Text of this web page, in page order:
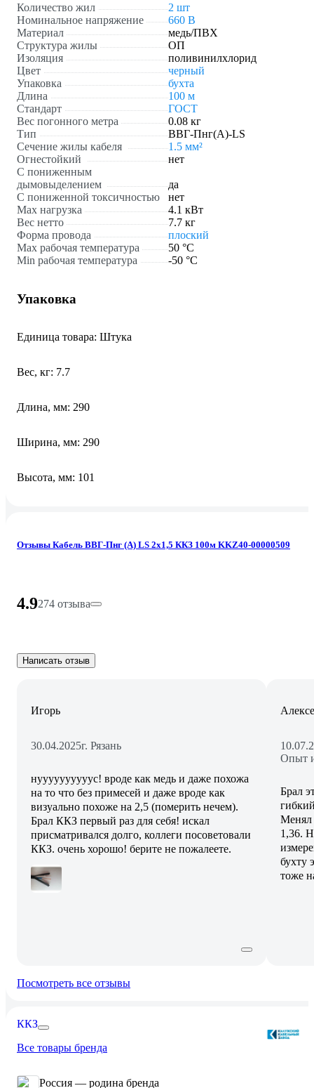
Количество жил
2 шт
Номинальное напряжение
660 В
Материал
медь/ПВХ
Структура жилы
ОП
Изоляция
поливинилхлорид
Цвет
черный
Упаковка
бухта
Длина
100 м
Стандарт
ГОСТ
Вес погонного метра
0.08 кг
Тип
ВВГ-Пнг(A)-LS
Сечение жилы кабеля
1.5 мм²
Огнестойкий
нет
С пониженным
дымовыделением
да
С пониженной токсичностью
нет
Max нагрузка
4.1 кВт
Вес нетто
7.7 кг
Форма провода
плоский
Max рабочая температура
50 °С
Min рабочая температура
-50 °С
Упаковка
Единица товара: Штука
Вес, кг: 7.7
Длина, мм: 290
Ширина, мм: 290
Высота, мм: 101
Отзывы Кабель ВВГ-Пнг (А) LS 2x1,5 ККЗ 100м KKZ40-00000509
4.9274 отзыва
Написать отзыв
Игорь
30.04.2025г. Рязань
нуууууууууус! вроде как медь и даже похожа
на то что без примесей и даже вроде как
визуально похоже на 2,5 (померить нечем).
Брал ККЗ первый раз для себя! искал
присматривался долго, коллеги посоветовали
ККЗ. очень хорошо! берите не пожалеете.
Опыт
Брал
Менял
1,36.
бухту
тоже
Посмотреть все отзывы
ККЗ
Все товары бренда
Россия — родина бренда